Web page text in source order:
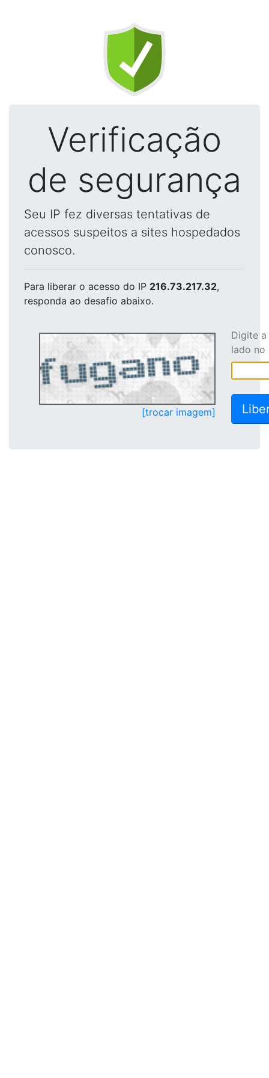
Verificação
de segurança
Seu IP fez diversas tentativas de
acessos suspeitos a sites hospedados
conosco.
Para liberar o acesso do IP 216.73.217.32,
responda ao desafio abaixo.
[trocar imagem]
Digite
lado no